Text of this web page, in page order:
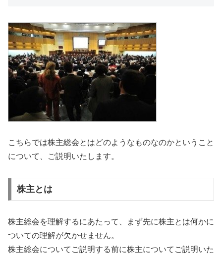
こちらでは株主総会とはどのようなものなのかということ
について、ご説明いたします。
株主とは
株主総会を理解するにあたって、まず先に株主とは何かに
ついての理解が欠かせません。
株主総会についてご説明する前に株主についてご説明いた